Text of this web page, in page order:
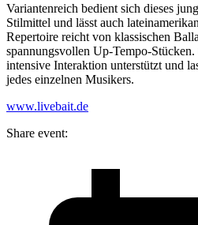
Variantenreich bedient sich dieses
Stilmittel und lässt auch
Repertoire reicht von klassischen
spannungsvollen Up-Tempo-
intensive Interaktion unterstützt und
jedes einzelnen Musikers.
www.livebait.de
Share event: